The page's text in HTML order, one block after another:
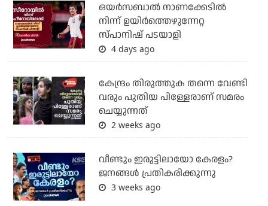
ഒയര്‍സബാൽ നാണക്കേടിൽ
നിന്ന് ഉയിർത്തെഴുന്നേറ്റ
സ്പാനിഷ് പടയാളി
4 days ago
കേന്ദ്രം തിരുത്തുക തന്നെ വേണ്ടി
വരും പുതിയ പിള്ളേരാണ് സമരം
ചെയ്യുന്നത്
2 weeks ago
വീണ്ടും ഇരുട്ടിലായോ കേരളം?
ജനങ്ങൾ പ്രതികരിക്കുന്നു
3 weeks ago